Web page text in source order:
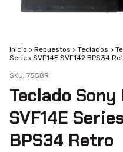
Inicio > Repuestos > Teclados >
Series SVF14E SVF142 BPS34
SKU: 7558R
Teclado Sony
SVF14E
BPS34 Retro